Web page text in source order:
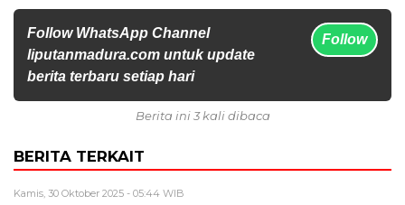
Follow WhatsApp Channel
liputanmadura.com untuk update
berita terbaru setiap hari
Follow
Berita ini 3 kali dibaca
BERITA TERKAIT
Kamis, 30 Oktober 2025 - 05:44 WIB